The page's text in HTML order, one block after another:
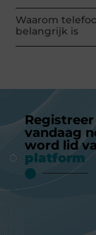
Waarom
belangrijk is
Registreer
vandaag
word lid
platform